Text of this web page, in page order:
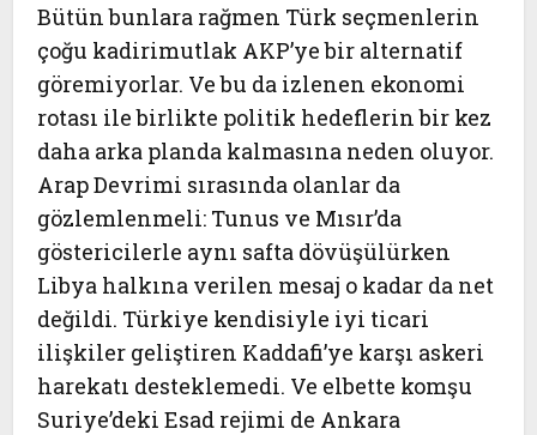
Bütün bunlara rağmen Türk seçmenlerin
çoğu kadirimutlak AKP’ye bir alternatif
göremiyorlar. Ve bu da izlenen ekonomi
rotası ile birlikte politik hedeflerin bir kez
daha arka planda kalmasına neden oluyor.
Arap Devrimi sırasında olanlar da
gözlemlenmeli: Tunus ve Mısır’da
göstericilerle aynı safta dövüşülürken
Libya halkına verilen mesaj o kadar da net
değildi. Türkiye kendisiyle iyi ticari
ilişkiler geliştiren Kaddafi’ye karşı askeri
harekatı desteklemedi. Ve elbette komşu
Suriye’deki Esad rejimi de Ankara